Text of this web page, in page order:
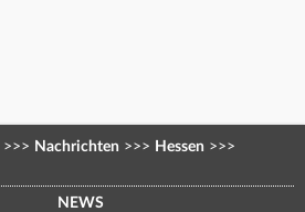
>>> Nachrichten >>> Hessen >>>
NEWS